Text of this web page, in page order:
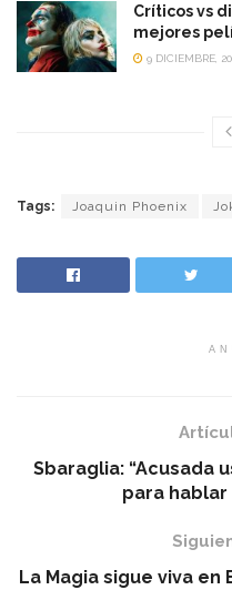
Críticos vs
mejores
9 DICIEMBRE,
Tags: Joaquin Phoenix
Sbaraglia: “Acusada
para hablar
La Magia sigue viva en